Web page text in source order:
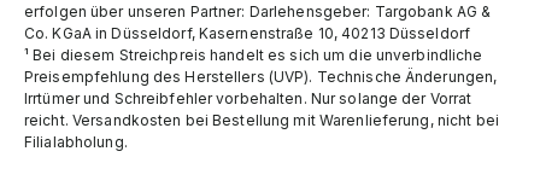
erfolgen über unseren Partner: Darlehensgeber: Targobank AG &
Co. KGaA in Düsseldorf, Kasernenstraße 10, 40213 Düsseldorf
¹ Bei diesem Streichpreis handelt es sich um die unverbindliche
Preisempfehlung des Herstellers (UVP). Technische Änderungen,
Irrtümer und Schreibfehler vorbehalten. Nur solange der Vorrat
reicht.​ Versandkosten bei Bestellung mit Warenlieferung, nicht bei
Filialabholung.